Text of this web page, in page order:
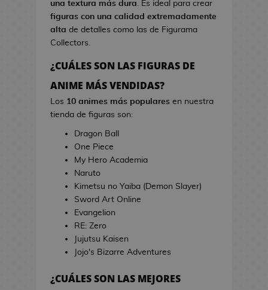
T
a
l
l
a
i
n
J
r
s
d
e
i
e
o
j
e
g
o
E
s
t
u
c
e
una textura más dura. Es ideal para crear
figuras con una calidad extremadamente
alta de detalles como las de Figurama
Collectors.
¿CUÁLES SON LAS FIGURAS DE
ANIME MÁS VENDIDAS?
Los 10 animes más populares en nuestra
tienda de figuras son:
Dragon Ball
One Piece
My Hero Academia
Naruto
Kimetsu no Yaiba (Demon Slayer)
Sword Art Online
Evangelion
RE: Zero
Jujutsu Kaisen
Jojo's Bizarre Adventures
¿CUÁLES SON LAS MEJORES